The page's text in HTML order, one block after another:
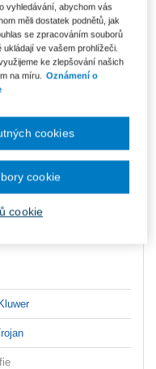
412 Kč
Ušetříte 216 Kč
DMOC 628 Kč
dnů
21.8. z technických
vyhledávání, abychom vás
měli dostatek podnětů, jak
se zpracováním souborů
ve vašem prohlížeči.
ke zlepšování našich
na míru.
Oznámení o
cookie
cookies
cookie